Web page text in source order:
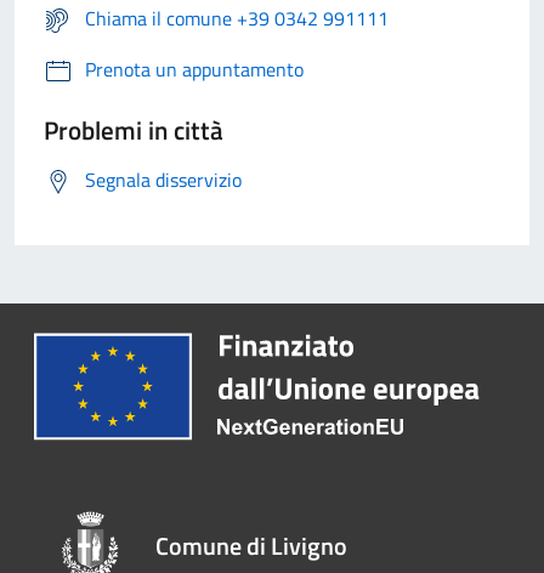
Chiama il comune +39 0342 991111
Prenota un appuntamento
Problemi in città
Segnala disservizio
Comune di Livigno